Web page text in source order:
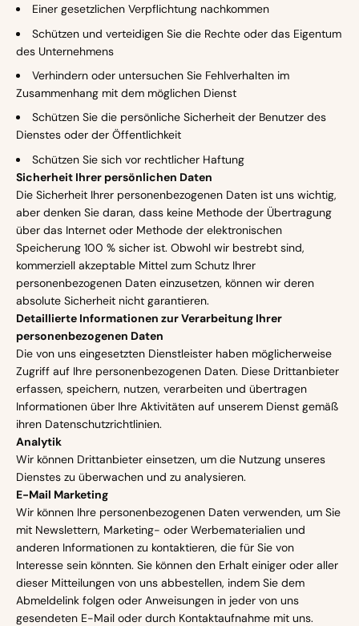
Einer gesetzlichen Verpflichtung nachkommen
Schützen und verteidigen Sie die Rechte oder das Eigentum
des Unternehmens
Verhindern oder untersuchen Sie Fehlverhalten im
Zusammenhang mit dem möglichen Dienst
Schützen Sie die persönliche Sicherheit der Benutzer des
Dienstes oder der Öffentlichkeit
Schützen Sie sich vor rechtlicher Haftung
Sicherheit Ihrer persönlichen Daten
Die Sicherheit Ihrer personenbezogenen Daten ist uns wichtig,
aber denken Sie daran, dass keine Methode der Übertragung
über das Internet oder Methode der elektronischen
Speicherung 100 % sicher ist. Obwohl wir bestrebt sind,
kommerziell akzeptable Mittel zum Schutz Ihrer
personenbezogenen Daten einzusetzen, können wir deren
absolute Sicherheit nicht garantieren.
Detaillierte Informationen zur Verarbeitung Ihrer
personenbezogenen Daten
Die von uns eingesetzten Dienstleister haben möglicherweise
Zugriff auf Ihre personenbezogenen Daten. Diese Drittanbieter
erfassen, speichern, nutzen, verarbeiten und übertragen
Informationen über Ihre Aktivitäten auf unserem Dienst gemäß
ihren Datenschutzrichtlinien.
Analytik
Wir können Drittanbieter einsetzen, um die Nutzung unseres
Dienstes zu überwachen und zu analysieren.
E-Mail Marketing
Wir können Ihre personenbezogenen Daten verwenden, um Sie
mit Newslettern, Marketing- oder Werbematerialien und
anderen Informationen zu kontaktieren, die für Sie von
Interesse sein könnten. Sie können den Erhalt einiger oder aller
dieser Mitteilungen von uns abbestellen, indem Sie dem
Abmeldelink folgen oder Anweisungen in jeder von uns
gesendeten E-Mail oder durch Kontaktaufnahme mit uns.